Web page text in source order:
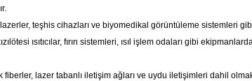
teşhis cihazları ve biyomedikal görüntüleme sistemleri
ısıtıcılar, fırın sistemleri, ısıl işlem odaları gibi
lazer tabanlı iletişim ağları ve uydu iletişimleri dahil